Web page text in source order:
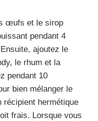
œufs et le sirop
pendant 4
ajoutez le
le rhum et la
pendant 10
bien mélanger le
récipient hermétique
frais. Lorsque vous